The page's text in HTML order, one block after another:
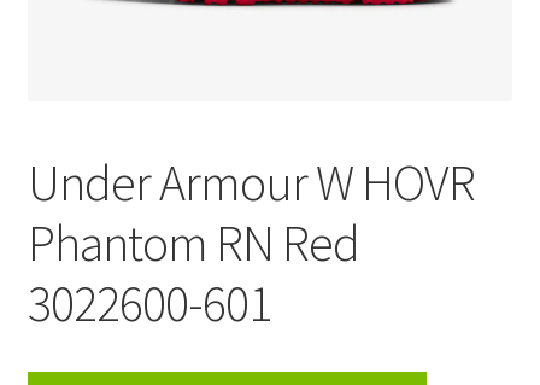
Under Armour W HOVR
Phantom RN Red
3022600-601